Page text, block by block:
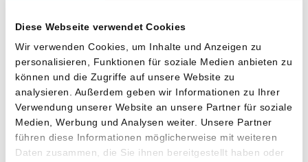
Diese Webseite verwendet Cookies
Wir verwenden Cookies, um Inhalte und Anzeigen zu
personalisieren, Funktionen für soziale Medien anbieten zu
können und die Zugriffe auf unsere Website zu
analysieren. Außerdem geben wir Informationen zu Ihrer
Verwendung unserer Website an unsere Partner für soziale
Medien, Werbung und Analysen weiter. Unsere Partner
führen diese Informationen möglicherweise mit weiteren
Daten zusammen, die Sie ihnen bereitgestellt haben oder
der Bewertung des Unternehmens.
KeyBanc Capital Markets begann am Montag mit der
Beobachtung der Aktie und sprach sofort eine neutrale
Empfehlung aus. Laut der Bank bleibt SpaceX der
dominierende Akteur in Raumfahrt- und
Satellitentechnologie, jedoch scheine ein Großteil des